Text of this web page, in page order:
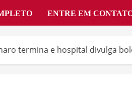
ENTRE EM
termina e hospital divulga